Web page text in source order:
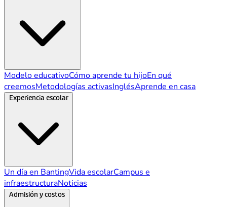
Modelo educativoCómo aprende tu hijoEn qué
creemosMetodologías activasInglésAprende en casa
Experiencia escolar
Un día en BantingVida escolarCampus e
infraestructuraNoticias
Admisión y costos